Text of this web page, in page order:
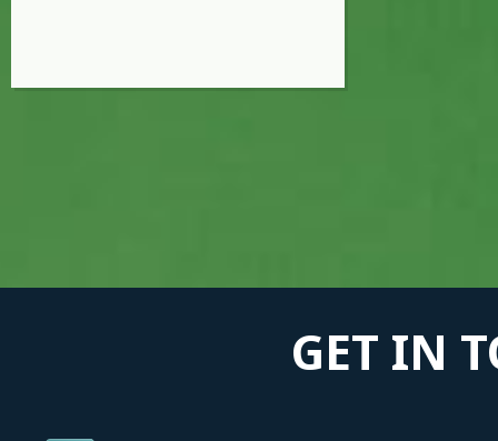
GET IN